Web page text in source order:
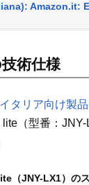
Amazon.it:
術仕様
タリア向け製
（型番：
（JNY-LX1）の